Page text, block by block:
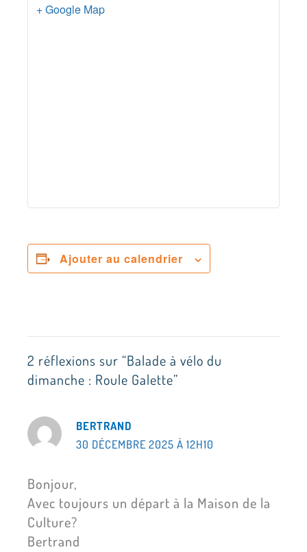
+ Google Map
Ajouter au calendrier
2 réflexions sur “Balade à vélo du
dimanche : Roule Galette”
BERTRAND
30 DÉCEMBRE 2025 À 12H10
Bonjour,
Avec toujours un départ à la Maison de la
Culture?
Bertrand